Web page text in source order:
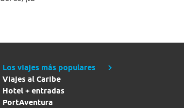
Los viajes más populares
Viajes al Caribe
Hotel + entradas
PortAventura